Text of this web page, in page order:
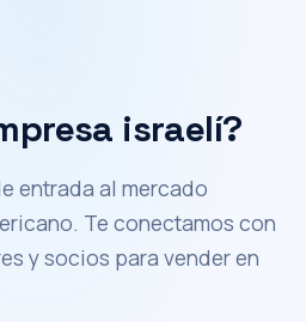
israelí?
entrada al mercado
Te conectamos con
y socios para vender en